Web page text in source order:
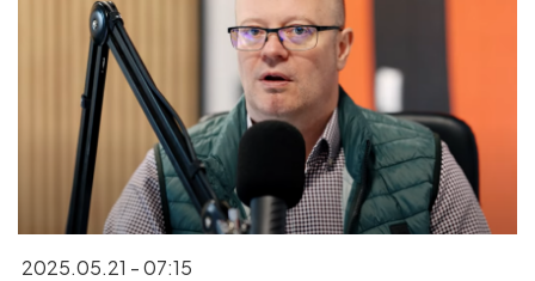
2025.05.21 - 07:15